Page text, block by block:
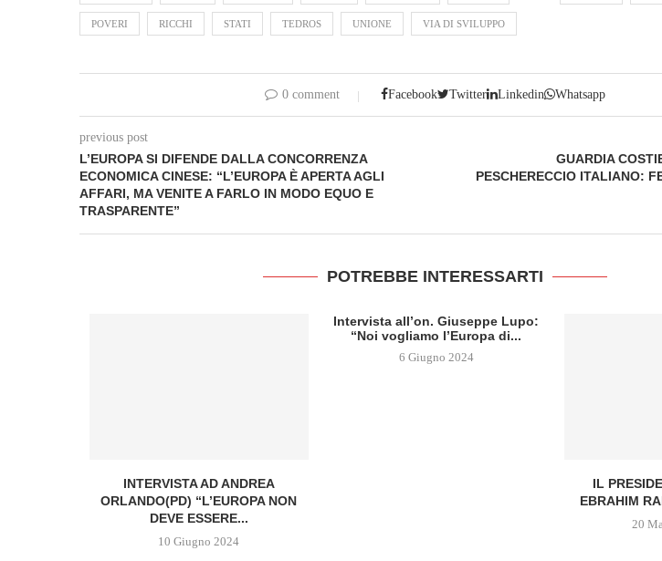
POVERI RICCHI STATI TEDROS UNIONE VIA DI SVILUPPO
0 comment Facebook Twitter Linkedin Whatsapp
previous post
L’EUROPA SI DIFENDE DALLA CONCORRENZA
ECONOMICA CINESE: “L’EUROPA È APERTA AGLI
AFFARI, MA VENITE A FARLO IN MODO EQUO E
TRASPARENTE”
GUARDIA
PESCHERECCIO ITALIANO:
POTREBBE INTERESSARTI
INTERVISTA AD ANDREA
ORLANDO(PD) “L’EUROPA NON
DEVE ESSERE...
10 Giugno 2024
Intervista all’on. Giuseppe Lupo:
“Noi vogliamo l’Europa di...
6 Giugno 2024
IL
EBRAHIM
20